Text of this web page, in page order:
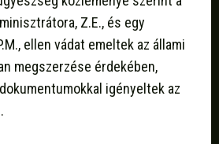
Z.E., és egy
ellen vádat emeltek az állami
megszerzése érdekében,
igényeltek az